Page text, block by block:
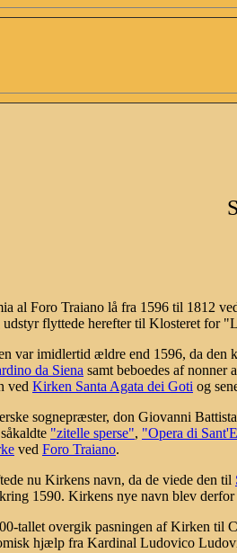
al Foro Traiano lå fra 1596 til 1812
flyttede herefter til Klosteret for
var imidlertid ældre end 1596, da den
da Siena samt beboedes af nonner
ved Kirken Santa Agata dei Goti og
sognepræster, don Giovanni
"zitelle sperse", "Opera di
ved Foro Traiano.
nu Kirkens navn, da de viede den til
1590. Kirkens nye navn blev
tallet overgik pasningen af Kirken til
hjælp fra Kardinal Ludovico